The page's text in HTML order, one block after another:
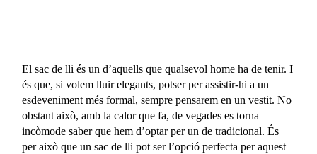
El sac de lli és un d’aquells que qualsevol home ha de tenir. I
és que, si volem lluir elegants, potser per assistir-hi a un
esdeveniment més formal, sempre pensarem en un vestit. No
obstant això, amb la calor que fa, de vegades es torna
incòmode saber que hem d’optar per un de tradicional. És
per això que un sac de lli pot ser l’opció perfecta per aquest